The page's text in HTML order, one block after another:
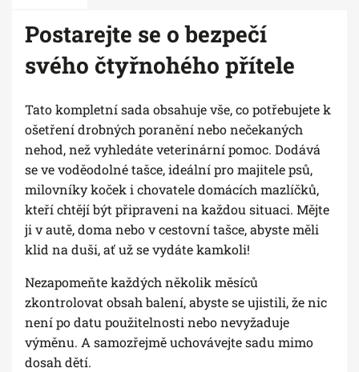
Postarejte se o bezpečí
svého čtyřnohého přítele
Tato kompletní sada obsahuje vše, co potřebujete k
ošetření drobných poranění nebo nečekaných
nehod, než vyhledáte veterinární pomoc. Dodává
se ve voděodolné tašce, ideální pro majitele psů,
milovníky koček i chovatele domácích mazlíčků,
kteří chtějí být připraveni na každou situaci. Mějte
ji v autě, doma nebo v cestovní tašce, abyste měli
klid na duši, ať už se vydáte kamkoli!
Nezapomeňte každých několik měsíců
zkontrolovat obsah balení, abyste se ujistili, že nic
není po datu použitelnosti nebo nevyžaduje
výměnu. A samozřejmě uchovávejte sadu mimo
dosah dětí.